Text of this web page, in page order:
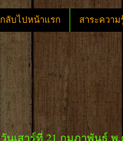
กลับไปหน้าแรก สาระความ
วันเสาร์ที่ 21 กุมภาพันธ์ พ.